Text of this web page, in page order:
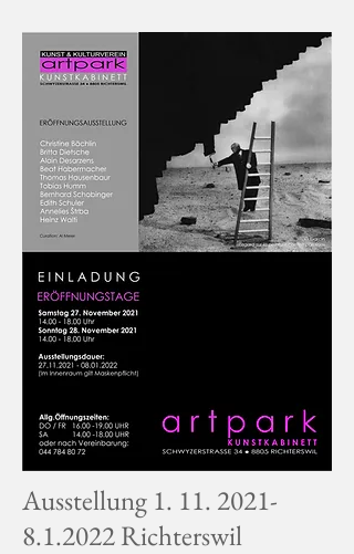
Ausstellung 1. 11. 2021-
8.1.2022Richterswil